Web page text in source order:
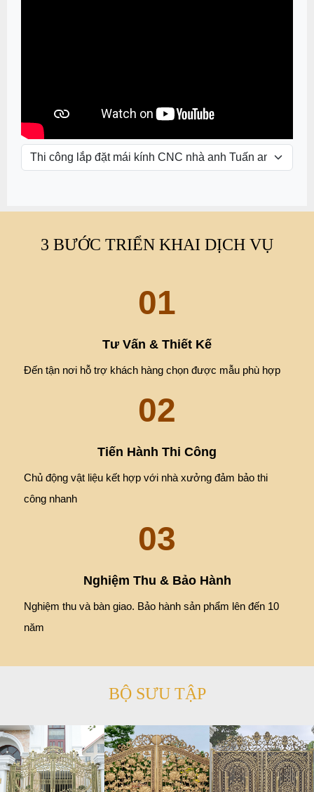
3 BƯỚC TRIỂN KHAI DỊCH VỤ
01
Tư Vấn & Thiết Kế
Đến tận nơi hỗ trợ khách hàng chọn được mẫu phù hợp
02
Tiến Hành Thi Công
Chủ động vật liệu kết hợp với nhà xưởng đảm bảo thi
công nhanh
03
Nghiệm Thu & Bảo Hành
Nghiệm thu và bàn giao. Bảo hành sản phẩm lên đến 10
năm
BỘ SƯU TẬP